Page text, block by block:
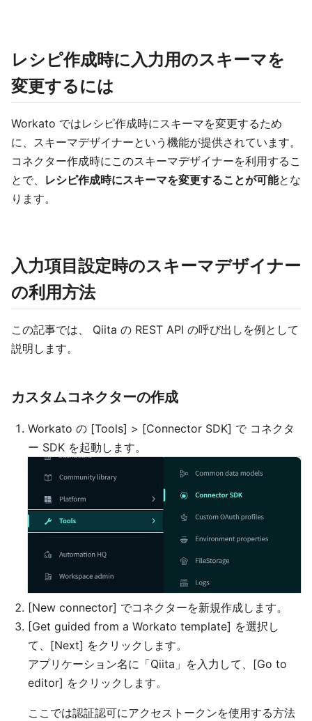
レシピ作成時に入力用のスキーマを
変更するには
Workato ではレシピ作成時にスキーマを変更するため
に、スキーマデザイナーという機能が提供されています。
コネクター作成時にこのスキーマデザイナーを利用するこ
とで、 レシピ作成時にスキーマを変更することが可能とな
ります。
入力項目設定時のスキーマデザイナー
の利用方法
この記事では、 Qiita の REST API の呼び出しを例として
説明します。
カスタムコネクターの作成
Workato の [Tools] > [Connector SDK] で コネクタ
ー SDK を起動します。
[New connector] でコネクターを新規作成します。
[Get guided from a Workato template] を選択し
て、[Next] をクリックします。
アプリケーション名に「Qiita」を入力して、[Go to
editor] をクリックします。
ここでは認証認可にアクセストークンを使用する方法